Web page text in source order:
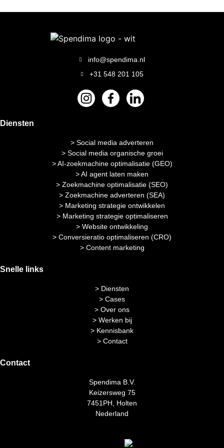
info@spendima.nl
+31 548 201 105
Diensten
> Social media adverteren
> Social media organische groei
> AI-zoekmachine optimalisatie (GEO)
> AI agent laten maken
> Zoekmachine optimalisatie (SEO)
> Zoekmachine adverteren (SEA)
> Marketing strategie ontwikkelen
> Marketing strategie optimaliseren
> Website ontwikkeling
> Conversieratio optimaliseren (CRO)
> Content marketing
Snelle links
> Diensten
> Cases
> Over ons
> Werken bij
> Kennisbank
> Contact
Contact
Spendima B.V.
Keizersweg 75
7451PH, Holten
Nederland